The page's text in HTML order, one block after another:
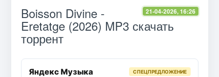
21-04-2026, 16:26
Boisson Divine -
Eretatge (2026) MP3 скачать
торрент
Яндекс Музыка СПЕЦПРЕДЛОЖЕНИЕ